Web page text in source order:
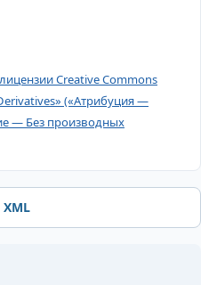
лицензии Creative Commons
(«Атрибуция —
— Без производных
XML